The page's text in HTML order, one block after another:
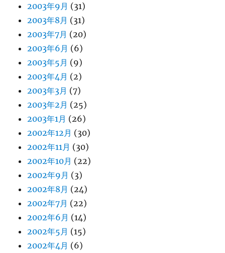
2003年9月 (31)
2003年8月 (31)
2003年7月 (20)
2003年6月 (6)
2003年5月 (9)
2003年4月 (2)
2003年3月 (7)
2003年2月 (25)
2003年1月 (26)
2002年12月 (30)
2002年11月 (30)
2002年10月 (22)
2002年9月 (3)
2002年8月 (24)
2002年7月 (22)
2002年6月 (14)
2002年5月 (15)
2002年4月 (6)